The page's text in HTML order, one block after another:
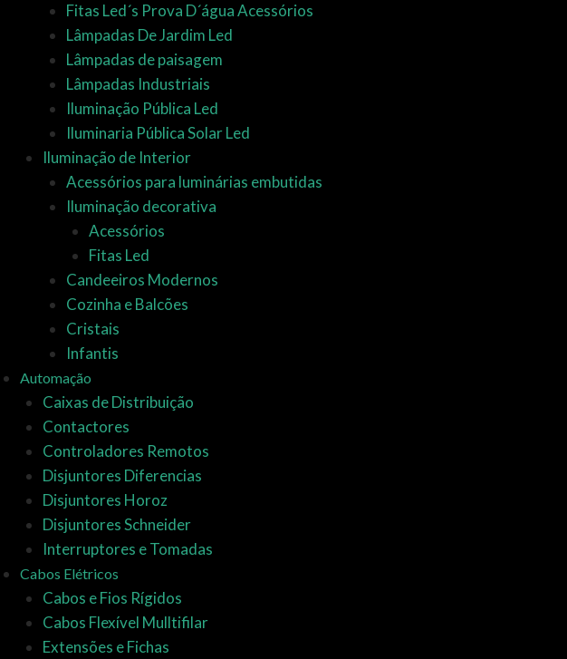
Fitas Led´s Prova D´água Acessórios
Lâmpadas De Jardim Led
Lâmpadas de paisagem
Lâmpadas Industriais
Iluminação Pública Led
Iluminaria Pública Solar Led
Iluminação de Interior
Acessórios para luminárias embutidas
Iluminação decorativa
Acessórios
Fitas Led
Candeeiros Modernos
Cozinha e Balcões
Cristais
Infantis
Automação
Caixas de Distribuição
Contactores
Controladores Remotos
Disjuntores Diferencias
Disjuntores Horoz
Disjuntores Schneider
Interruptores e Tomadas
Cabos Elétricos
Cabos e Fios Rígidos
Cabos Flexível Mulltifilar
Extensões e Fichas